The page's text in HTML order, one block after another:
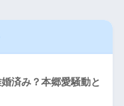
済み？本郷愛騒動と